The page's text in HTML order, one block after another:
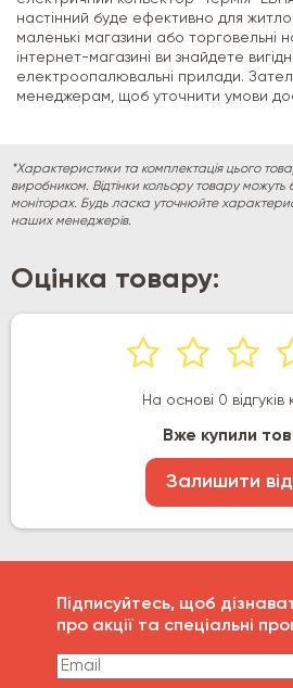
настінний буде ефективно для
маленькі магазини або торговельні
інтернет-магазині ви знайдете
електроопалювальні прилади.
менеджерам, щоб уточнити умови
*Характеристики та комплектація цього
виробником. Відтінки кольору товару можуть
моніторах. Будь ласка уточнюйте
наших менеджерів.
Оцінка товару:
На основі 0 відгуків
Вже купили
Залишити
Підписуйтесь, щоб
про акції та спеціальні